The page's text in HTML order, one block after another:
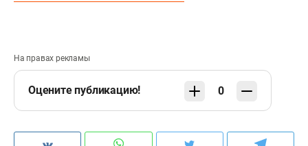
На правах рекламы
Оцените публикацию! 0